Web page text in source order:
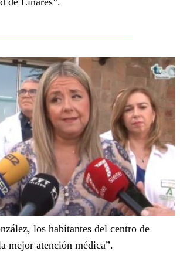
los habitantes del centro de
mejor atención médica”.